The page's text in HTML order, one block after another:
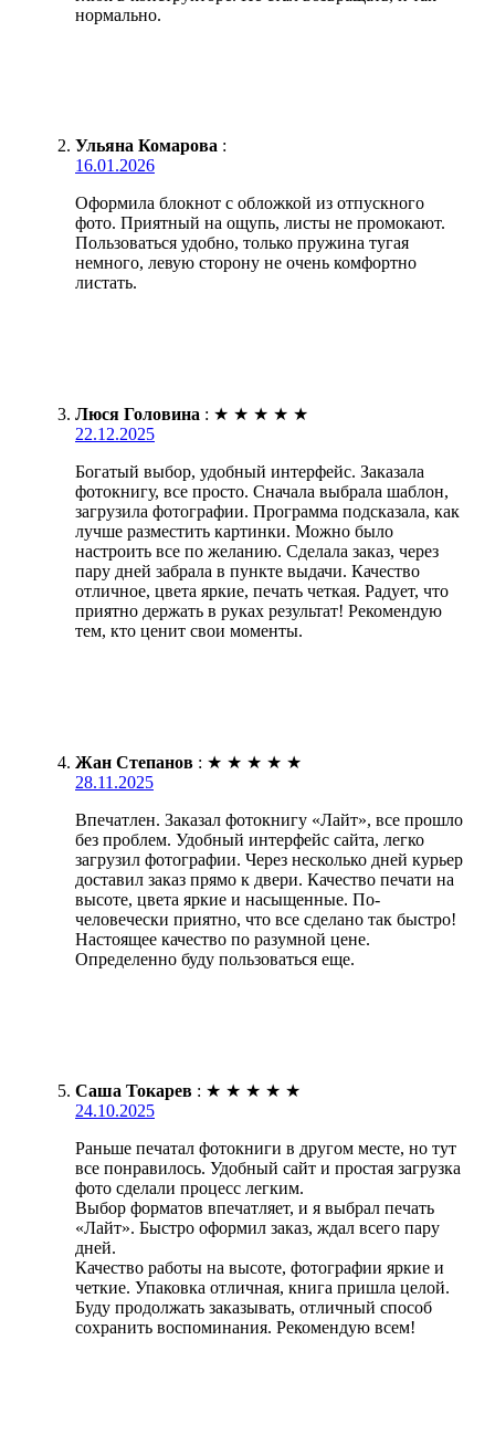
нормально.
Ульяна Комарова :
16.01.2026
Оформила блокнот с обложкой из отпускного
фото. Приятный на ощупь, листы не промокают.
Пользоваться удобно, только пружина тугая
немного, левую сторону не очень комфортно
листать.
Люся Головина : ★ ★ ★ ★ ★
22.12.2025
Богатый выбор, удобный интерфейс. Заказала
фотокнигу, все просто. Сначала выбрала шаблон,
загрузила фотографии. Программа подсказала, как
лучше разместить картинки. Можно было
настроить все по желанию. Сделала заказ, через
пару дней забрала в пункте выдачи. Качество
отличное, цвета яркие, печать четкая. Радует, что
приятно держать в руках результат! Рекомендую
тем, кто ценит свои моменты.
Жан Степанов : ★ ★ ★ ★ ★
28.11.2025
Впечатлен. Заказал фотокнигу «Лайт», все прошло
без проблем. Удобный интерфейс сайта, легко
загрузил фотографии. Через несколько дней курьер
доставил заказ прямо к двери. Качество печати на
высоте, цвета яркие и насыщенные. По-
человечески приятно, что все сделано так быстро!
Настоящее качество по разумной цене.
Определенно буду пользоваться еще.
Саша Токарев : ★ ★ ★ ★ ★
24.10.2025
Раньше печатал фотокниги в другом месте, но тут
все понравилось. Удобный сайт и простая загрузка
фото сделали процесс легким.
Выбор форматов впечатляет, и я выбрал печать
«Лайт». Быстро оформил заказ, ждал всего пару
дней.
Качество работы на высоте, фотографии яркие и
четкие. Упаковка отличная, книга пришла целой.
Буду продолжать заказывать, отличный способ
сохранить воспоминания. Рекомендую всем!